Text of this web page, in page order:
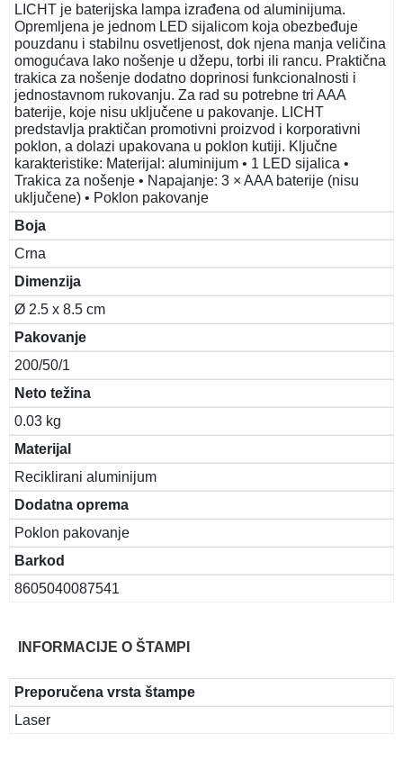
LICHT je baterijska lampa izrađena od aluminijuma.
Opremljena je jednom LED sijalicom koja obezbeđuje
pouzdanu i stabilnu osvetljenost, dok njena manja veličina
omogućava lako nošenje u džepu, torbi ili rancu. Praktična
trakica za nošenje dodatno doprinosi funkcionalnosti i
jednostavnom rukovanju. Za rad su potrebne tri AAA
baterije, koje nisu uključene u pakovanje. LICHT
predstavlja praktičan promotivni proizvod i korporativni
poklon, a dolazi upakovana u poklon kutiji. Ključne
karakteristike: Materijal: aluminijum • 1 LED sijalica •
Trakica za nošenje • Napajanje: 3 × AAA baterije (nisu
uključene) • Poklon pakovanje
Boja
Crna
Dimenzija
Ø 2.5 x 8.5 cm
Pakovanje
200/50/1
Neto težina
0.03 kg
Materijal
Reciklirani aluminijum
Dodatna oprema
Poklon pakovanje
Barkod
8605040087541
INFORMACIJE O ŠTAMPI
Preporučena vrsta štampe
Laser